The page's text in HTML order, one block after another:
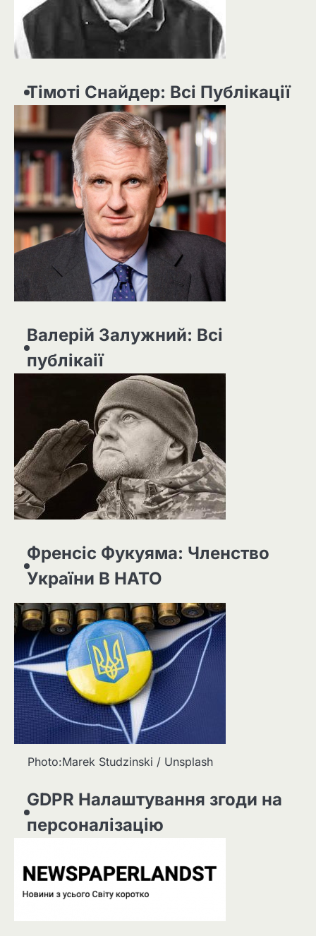
Тімоті Снайдер: Всі Публікації
Валерій Залужний: Всі
публікаії
Френсіс Фукуяма: Членство
України В НАТО
Photo:Marek Studzinski / Unsplash
GDPR Налаштування згоди на
персоналізацію